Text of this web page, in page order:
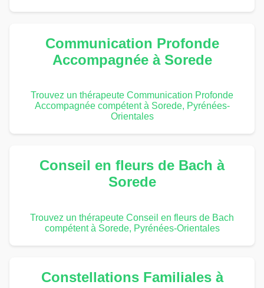
Communication Profonde
Accompagnée à Sorede
Trouvez un thérapeute Communication Profonde
Accompagnée compétent à Sorede, Pyrénées-
Orientales
Conseil en fleurs de Bach à
Sorede
Trouvez un thérapeute Conseil en fleurs de Bach
compétent à Sorede, Pyrénées-Orientales
Constellations Familiales à